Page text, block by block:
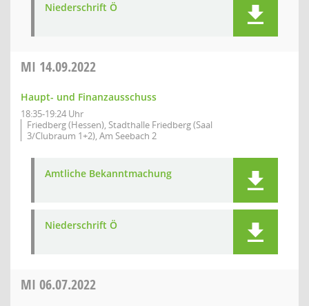
Niederschrift Ö
MI 14.09.2022
Haupt- und Finanzausschuss
18:35-19:24 Uhr
Friedberg (Hessen), Stadthalle Friedberg (Saal
3/Clubraum 1+2), Am Seebach 2
Amtliche Bekanntmachung
Niederschrift Ö
MI 06.07.2022